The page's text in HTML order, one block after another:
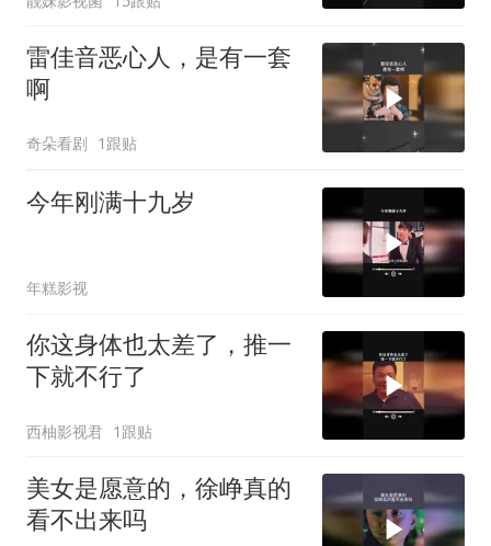
雷佳音恶心人，是有一套
啊
奇朵看剧 1跟贴
今年刚满十九岁
年糕影视
你这身体也太差了，推一
下就不行了
西柚影视君 1跟贴
美女是愿意的，徐峥真的
看不出来吗